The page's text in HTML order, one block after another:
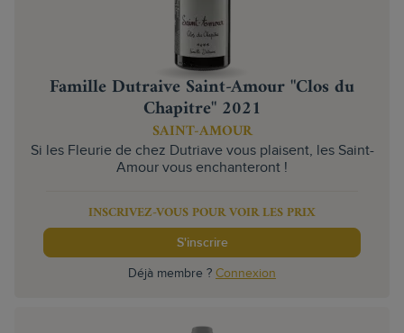
Famille Dutraive Saint-Amour "Clos du
Chapitre" 2021
SAINT-AMOUR
Si les Fleurie de chez Dutriave vous plaisent, les Saint-
Amour vous enchanteront !
INSCRIVEZ-VOUS POUR VOIR LES PRIX
S'inscrire
Déjà membre ? Connexion